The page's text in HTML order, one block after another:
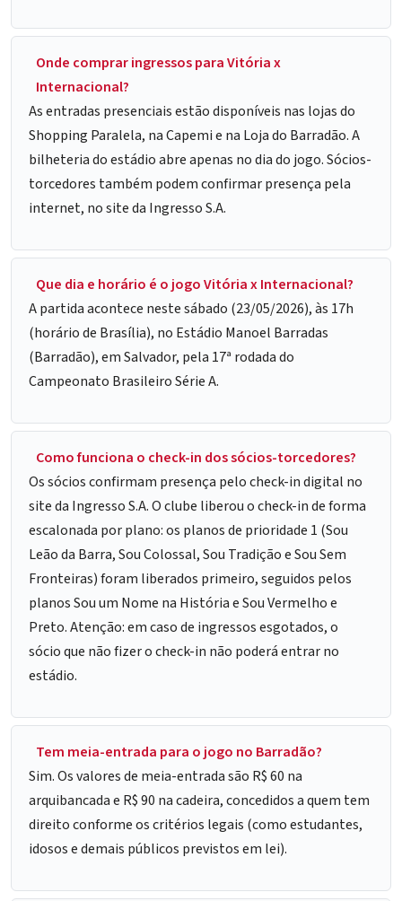
Onde comprar ingressos para Vitória x
Internacional?
As entradas presenciais estão disponíveis nas lojas do
Shopping Paralela, na Capemi e na Loja do Barradão. A
bilheteria do estádio abre apenas no dia do jogo. Sócios-
torcedores também podem confirmar presença pela
internet, no site da Ingresso S.A.
Que dia e horário é o jogo Vitória x Internacional?
A partida acontece neste sábado (23/05/2026), às 17h
(horário de Brasília), no Estádio Manoel Barradas
(Barradão), em Salvador, pela 17ª rodada do
Campeonato Brasileiro Série A.
Como funciona o check-in dos sócios-torcedores?
Os sócios confirmam presença pelo check-in digital no
site da Ingresso S.A. O clube liberou o check-in de forma
escalonada por plano: os planos de prioridade 1 (Sou
Leão da Barra, Sou Colossal, Sou Tradição e Sou Sem
Fronteiras) foram liberados primeiro, seguidos pelos
planos Sou um Nome na História e Sou Vermelho e
Preto. Atenção: em caso de ingressos esgotados, o
sócio que não fizer o check-in não poderá entrar no
estádio.
Tem meia-entrada para o jogo no Barradão?
Sim. Os valores de meia-entrada são R$ 60 na
arquibancada e R$ 90 na cadeira, concedidos a quem tem
direito conforme os critérios legais (como estudantes,
idosos e demais públicos previstos em lei).